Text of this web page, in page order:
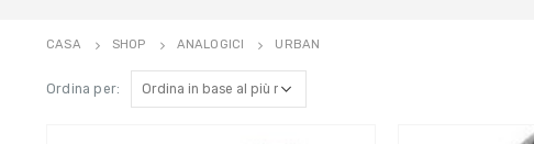
CASA SHOP ANALOGICI URBAN
Ordina per: